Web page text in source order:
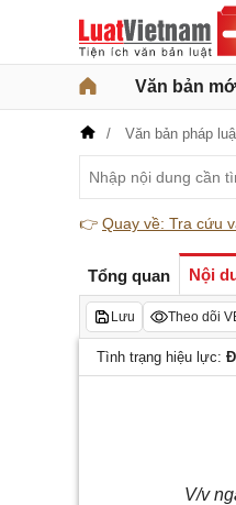
Văn bản
Văn bản pháp
👉 Quay về: Tra cứu
Tổng quan Nội
Lưu Theo dõi
Tình trạng hiệu lực:
V/v